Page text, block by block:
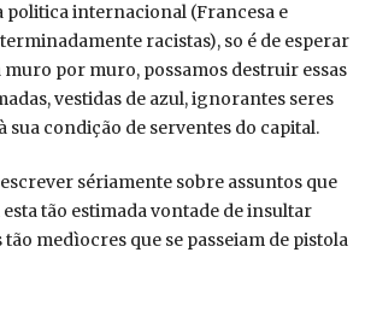
politica internacional (Francesa e
racistas), so é de esperar
muro por muro, possamos destruir essas
vestidas de azul, ignorantes seres
sua condição de serventes do capital.
sériamente sobre assuntos que
tão estimada vontade de insultar
tão medìocres que se passeiam de pistola